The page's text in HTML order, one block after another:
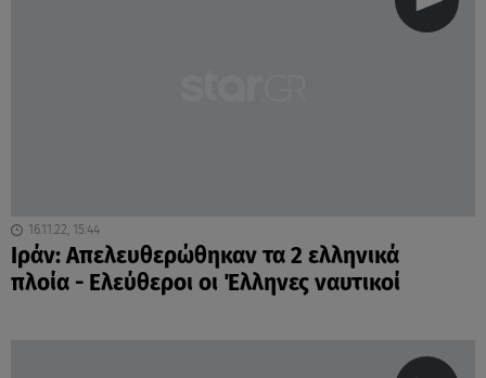
16.11.22, 15:44
Ιράν: Απελευθερώθηκαν τα 2 ελληνικά
πλοία - Ελεύθεροι οι Έλληνες ναυτικοί